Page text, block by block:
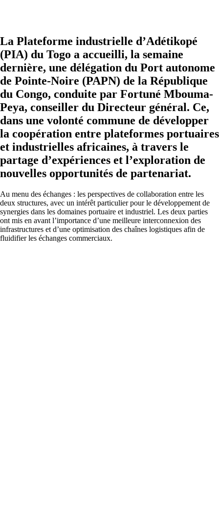
La Plateforme industrielle d’Adétikopé
(PIA) du Togo a accueilli, la semaine
dernière, une délégation du Port autonome
de Pointe-Noire (PAPN) de la République
du Congo, conduite par Fortuné Mbouma-
Peya, conseiller du Directeur général. Ce,
dans une volonté commune de développer
la coopération entre plateformes portuaires
et industrielles africaines, à travers le
partage d’expériences et l’exploration de
nouvelles opportunités de partenariat.
Au menu des échanges : les perspectives de collaboration entre les
deux structures, avec un intérêt particulier pour le développement de
synergies dans les domaines portuaire et industriel. Les deux parties
ont mis en avant l’importance d’une meilleure interconnexion des
infrastructures et d’une optimisation des chaînes logistiques afin de
fluidifier les échanges commerciaux.